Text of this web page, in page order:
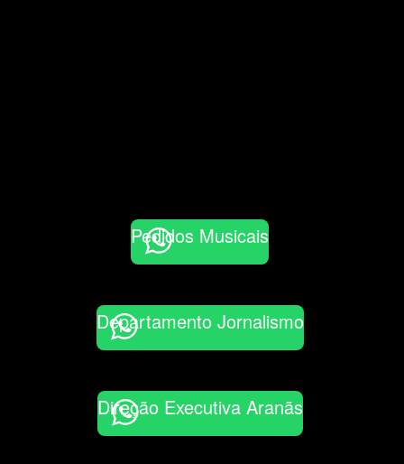
Pedidos Musicais
Departamento Jornalismo
Direção Executiva Aranãs